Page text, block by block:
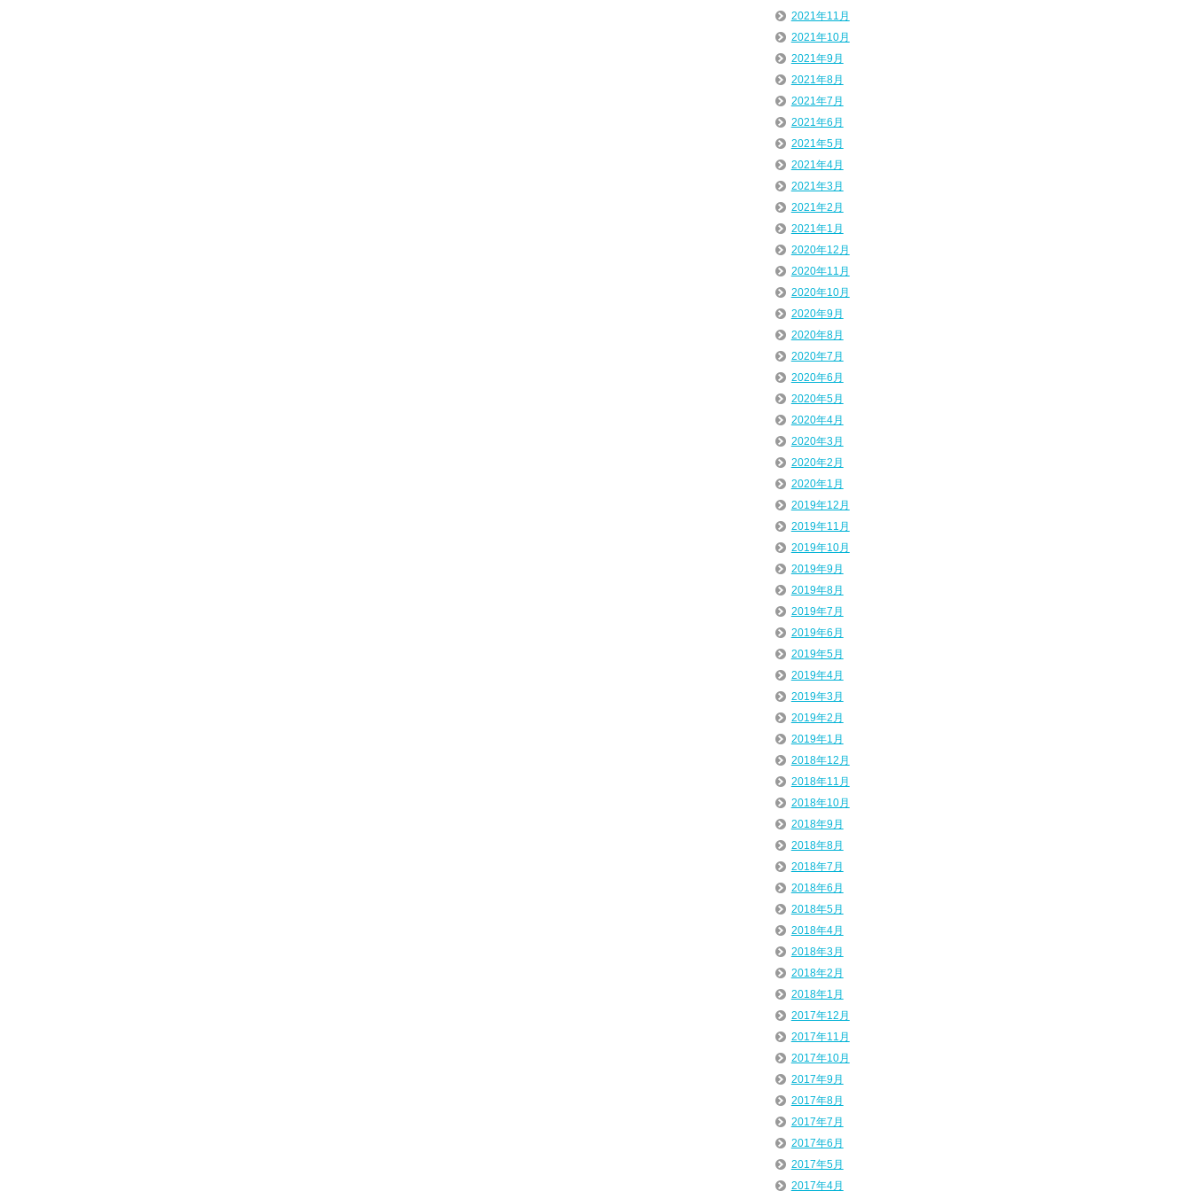
2021年11月
2021年10月
2021年9月
2021年8月
2021年7月
2021年6月
2021年5月
2021年4月
2021年3月
2021年2月
2021年1月
2020年12月
2020年11月
2020年10月
2020年9月
2020年8月
2020年7月
2020年6月
2020年5月
2020年4月
2020年3月
2020年2月
2020年1月
2019年12月
2019年11月
2019年10月
2019年9月
2019年8月
2019年7月
2019年6月
2019年5月
2019年4月
2019年3月
2019年2月
2019年1月
2018年12月
2018年11月
2018年10月
2018年9月
2018年8月
2018年7月
2018年6月
2018年5月
2018年4月
2018年3月
2018年2月
2018年1月
2017年12月
2017年11月
2017年10月
2017年9月
2017年8月
2017年7月
2017年6月
2017年5月
2017年4月